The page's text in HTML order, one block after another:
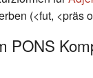
(<fut, <präs
PONS